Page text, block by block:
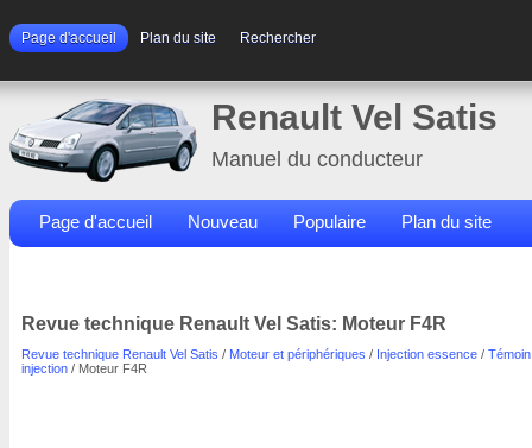
Page d'accueil Plan du site Rechercher
Renault Vel Satis
Manuel du conducteur
Page d'accueil Nouveau Populaire Plan du site
Revue technique Renault Vel Satis: Moteur F4R
Revue technique Renault Vel Satis / Moteur et périphériques / Injection essence / Témoin
injection / Moteur F4R